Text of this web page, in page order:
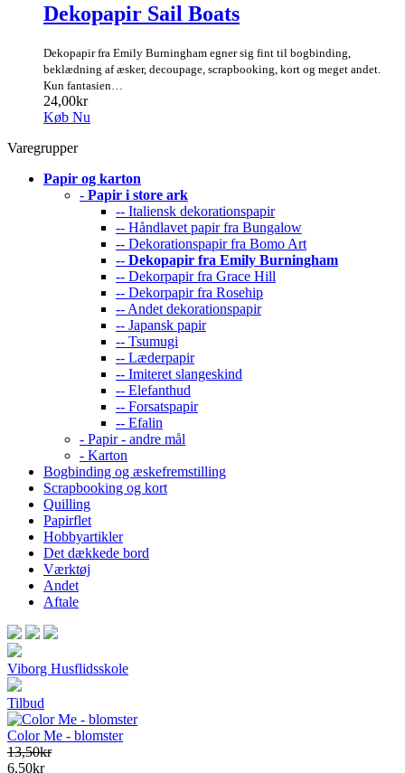
Dekopapir Sail Boats
Dekopapir fra Emily Burningham egner sig fint til bogbinding,
beklædning af æsker, decoupage, scrapbooking, kort og meget andet.
Kun fantasien…
24,00kr
Køb Nu
Varegrupper
Papir og karton
- Papir i store ark
-- Italiensk dekorationspapir
-- Håndlavet papir fra Bungalow
-- Dekorationspapir fra Bomo Art
-- Dekopapir fra Emily Burningham
-- Dekorpapir fra Grace Hill
-- Dekorpapir fra Rosehip
-- Andet dekorationspapir
-- Japansk papir
-- Tsumugi
-- Læderpapir
-- Imiteret slangeskind
-- Elefanthud
-- Forsatspapir
-- Efalin
- Papir - andre mål
- Karton
Bogbinding og æskefremstilling
Scrapbooking og kort
Quilling
Papirflet
Hobbyartikler
Det dækkede bord
Værktøj
Andet
Aftale
Viborg Husflidsskole
Tilbud
Color Me - blomster
13,50kr
6,50kr